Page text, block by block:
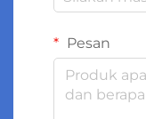
Pesan